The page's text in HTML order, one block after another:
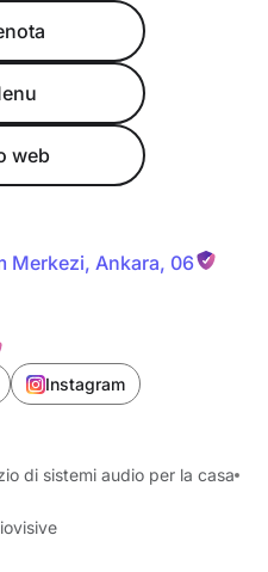
web
Merkezi, Ankara, 06
Instagram
di sistemi audio per la casa